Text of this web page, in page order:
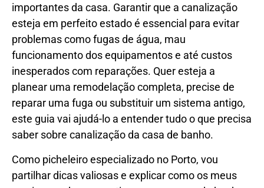
importantes da casa. Garantir que a canalização
esteja em perfeito estado é essencial para evitar
problemas como fugas de água, mau
funcionamento dos equipamentos e até custos
inesperados com reparações. Quer esteja a
planear uma remodelação completa, precise de
reparar uma fuga ou substituir um sistema antigo,
este guia vai ajudá-lo a entender tudo o que precisa
saber sobre canalização da casa de banho.
Como picheleiro especializado no Porto, vou
partilhar dicas valiosas e explicar como os meus